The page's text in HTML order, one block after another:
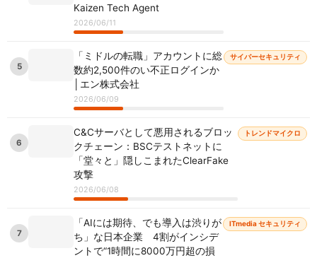
Kaizen Tech Agent
2026/06/11
5
「ミドルの転職」アカウントに総
数約2,500件のい不正ログインか
│エン株式会社
2026/06/09
サイバーセキュリティ
6
C&Cサーバとして悪用されるブロッ
クチェーン：BSCテストネットに
「堂々と」隠しこまれたClearFake
攻撃
2026/06/08
トレンドマイクロ
7
「AIには期待、でも導入は渋りが
ち」な日本企業 4割がインシデ
ントで“1時間に8000万円超の損
ITmedia セキュリティ